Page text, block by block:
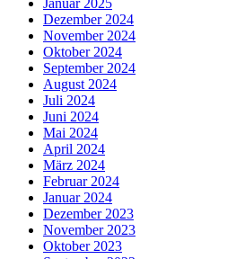
Januar 2025
Dezember 2024
November 2024
Oktober 2024
September 2024
August 2024
Juli 2024
Juni 2024
Mai 2024
April 2024
März 2024
Februar 2024
Januar 2024
Dezember 2023
November 2023
Oktober 2023